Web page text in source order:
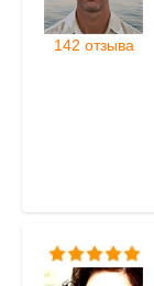
142 отзыва